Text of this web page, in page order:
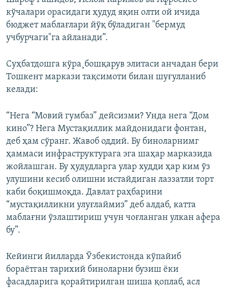
кўчалари орасидаги ҳудуд яқин олти ой ичида
бюджет маблағлари йўқ бўладиган "бермуд
учбурчаги"га айланади”.
Суҳбатдошга кўра¸бошқарув элитаси анчадан бери
Тошкент маркази тақсимоти билан шуғулланиб
келади:
“Нега “Мовий гумбаз” дейсизми? Унда нега “Дом
кино”? Нега Мустақиллик майдонидаги фонтан,
деб ҳам сўранг. Жавоб оддий. Бу биноларнимг
ҳаммаси инфраструктурага эга шаҳар марказида
жойлашган. Бу ҳудудларга улар худди ҳар ким ўз
улушини кесиб олишни истайдиган лаззатли торт
каби боқишмоқда. Давлат раҳбарини
“мустақилликни улуғлаймиз” деб алдаб, катта
маблағни ўзлаштириш учун чоғланган улкан афера
бу”.
Кейинги йилларда Ўзбекистонда кўпайиб
бораëтган тарихий биноларни бузиш ëки
фасадларига қорайтирилган шиша қоплаб, асл